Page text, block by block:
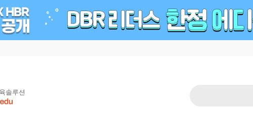
솔루션